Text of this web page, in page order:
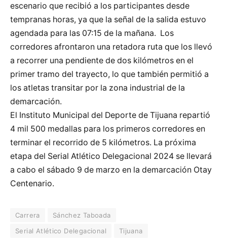
escenario que recibió a los participantes desde
tempranas horas, ya que la señal de la salida estuvo
agendada para las 07:15 de la mañana. Los
corredores afrontaron una retadora ruta que los llevó
a recorrer una pendiente de dos kilómetros en el
primer tramo del trayecto, lo que también permitió a
los atletas transitar por la zona industrial de la
demarcación.
El Instituto Municipal del Deporte de Tijuana repartió
4 mil 500 medallas para los primeros corredores en
terminar el recorrido de 5 kilómetros. La próxima
etapa del Serial Atlético Delegacional 2024 se llevará
a cabo el sábado 9 de marzo en la demarcación Otay
Centenario.
Carrera
Sánchez Taboada
Serial Atlético Delegacional
Tijuana